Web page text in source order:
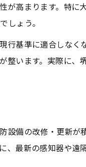
消防設備の改修に必
設備点検から始める安
消防設備点検の重要
堺市南区の消防設備
が高まります。特
しょう。
行基準に適合しな
整います。実際に
設備の改修・更新
、最新の感知器や